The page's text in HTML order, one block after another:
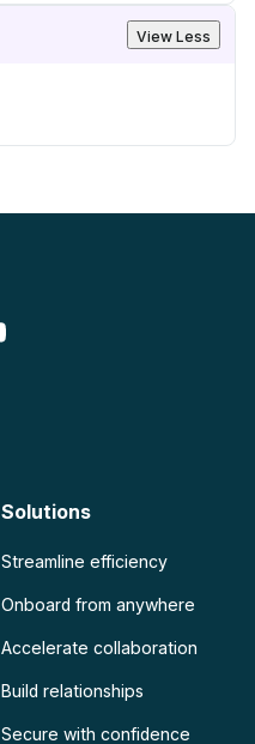
View Less
Solutions
Streamline efficiency
Onboard from anywhere
Accelerate collaboration
Build relationships
Secure with confidence